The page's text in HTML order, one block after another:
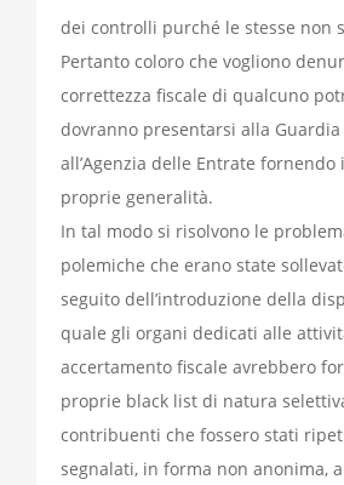
dei controlli purché le stesse non
Pertanto coloro che vogliono
correttezza fiscale di qualcuno
dovranno presentarsi alla
all’Agenzia delle Entrate
proprie generalità.
In tal modo si risolvono le
polemiche che erano state
seguito dell’introduzione della
quale gli organi dedicati alle
accertamento fiscale avrebbero
proprie black list di natura
contribuenti che fossero stati
segnalati, in forma non anonima,